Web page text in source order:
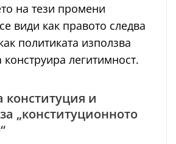
на тези промени
види как правото следва
политиката използва
конструира легитимност.
конституция и
„конституционното